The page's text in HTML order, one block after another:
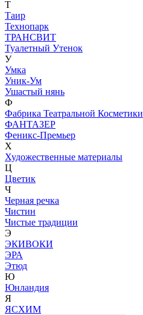
Т
Таир
Технопарк
ТРАНСВИТ
Туалетный Утенок
У
Умка
Уник-Ум
Ушастый нянь
Ф
Фабрика Театральной Косметики
ФАНТАЗЕР
Феникс-Премьер
Х
Художественные материалы
Ц
Цветик
Ч
Черная речка
Чистин
Чистые традиции
Э
ЭКИВОКИ
ЭРА
Этюд
Ю
Юнландия
Я
ЯСХИМ